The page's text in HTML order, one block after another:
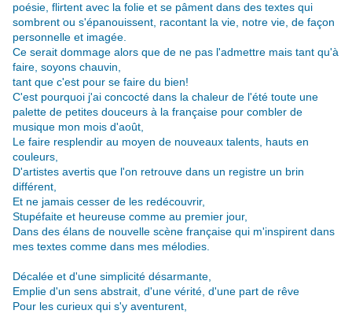
poésie, flirtent avec la folie et se pâment dans des textes qui
sombrent ou s'épanouissent, racontant la vie, notre vie, de façon
personnelle et imagée.
Ce serait dommage alors que de ne pas l'admettre mais tant qu'à
faire, soyons chauvin,
tant que c'est pour se faire du bien!
C'est pourquoi j'ai concocté dans la chaleur de l'été toute une
palette de petites douceurs à la française pour combler de
musique mon mois d'août,
Le faire resplendir au moyen de nouveaux talents, hauts en
couleurs,
D'artistes avertis que l'on retrouve dans un registre un brin
différent,
Et ne jamais cesser de les redécouvrir,
Stupéfaite et heureuse comme au premier jour,
Dans des élans de nouvelle scène française qui m'inspirent dans
mes textes comme dans mes mélodies.
Décalée et d'une simplicité désarmante,
Emplie d'un sens abstrait, d'une vérité, d'une part de rêve
Pour les curieux qui s'y aventurent,